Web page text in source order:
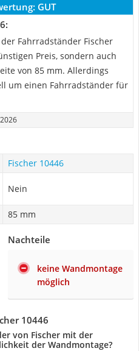
GUT
Fahrradständer Fischer
Preis, sondern auch
von 85 mm. Allerdings
um einen Fahrradständer für
Fischer 10446
Nein
85 mm
Nachteile
keine Wandmontage
möglich
10446
von Fischer mit der
der Wandmontage?